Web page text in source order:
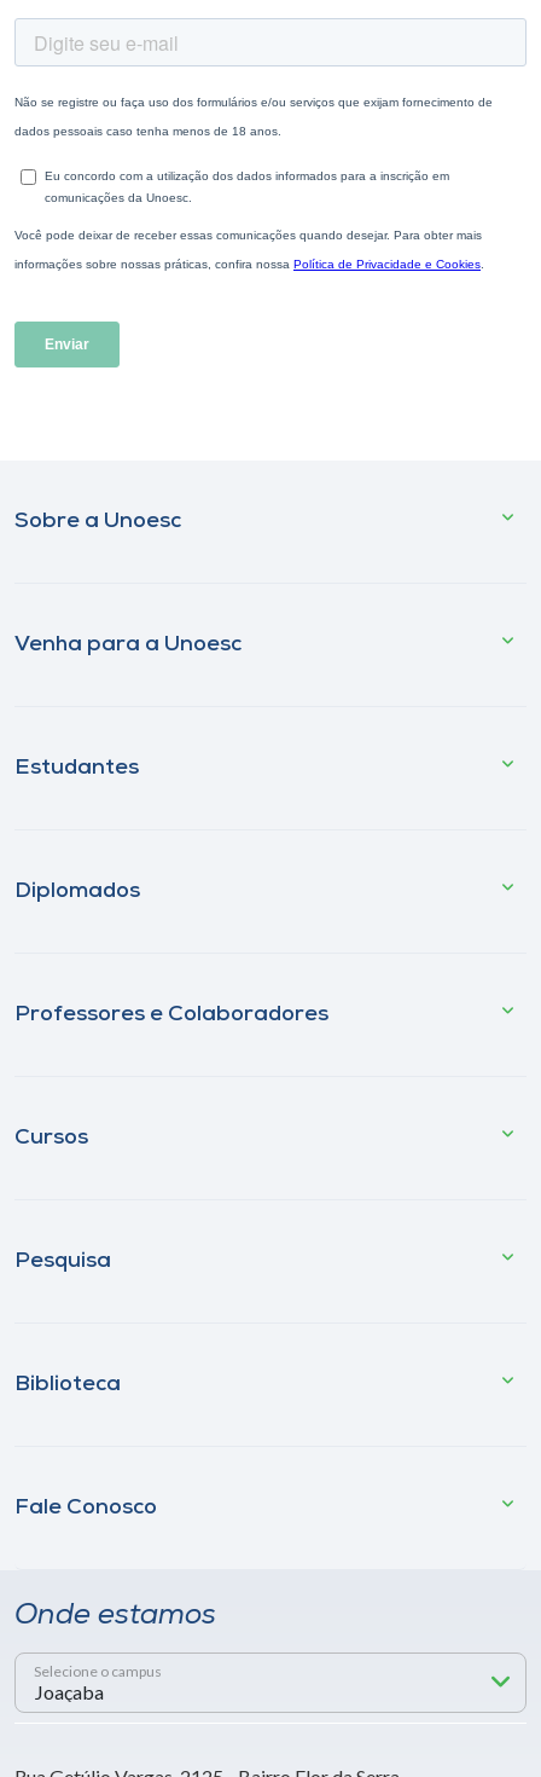
Sobre a Unoesc
Venha para a Unoesc
Estudantes
Diplomados
Professores e Colaboradores
Cursos
Pesquisa
Biblioteca
Fale Conosco
Onde estamos
Selecione o campus